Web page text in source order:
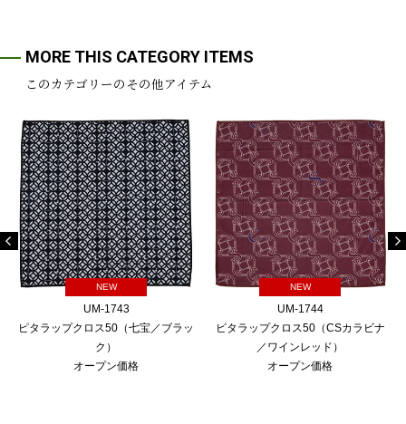
MORE THIS CATEGORY ITEMS
このカテゴリーのその他アイテム
NEW
UM-1743
ピタラップクロス50（七宝／ブラッ
ク）
オープン価格
NEW
UM-1744
ピタラップクロス50（CSカラビナ
／ワインレッド）
オープン価格